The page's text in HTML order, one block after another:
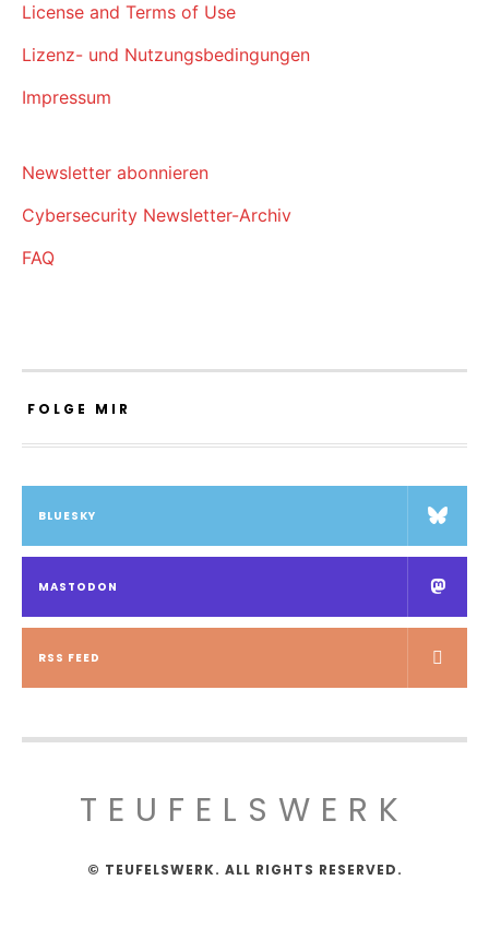
License and Terms of Use
Lizenz- und Nutzungsbedingungen
Impressum
Newsletter abonnieren
Cybersecurity Newsletter-Archiv
FAQ
FOLGE MIR
BLUESKY
MASTODON
RSS FEED
TEUFELSWERK
© TEUFELSWERK. ALL RIGHTS RESERVED.